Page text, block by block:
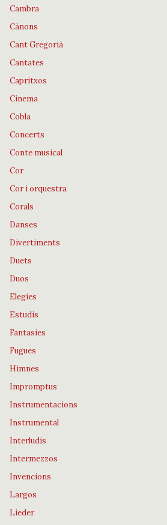
Cambra
Cànons
Cant Gregorià
Cantates
Capritxos
Cinema
Cobla
Concerts
Conte musical
Cor
Cor i orquestra
Corals
Danses
Divertiments
Duets
Duos
Elegies
Estudis
Fantasies
Fugues
Himnes
Impromptus
Instrumentacions
Instrumental
Interludis
Intermezzos
Invencions
Largos
Lieder